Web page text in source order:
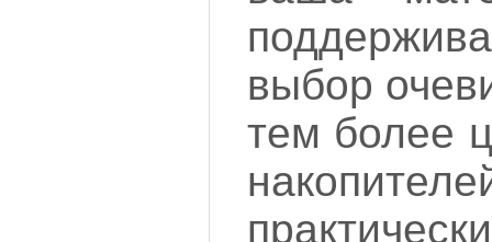
выбор
тем более